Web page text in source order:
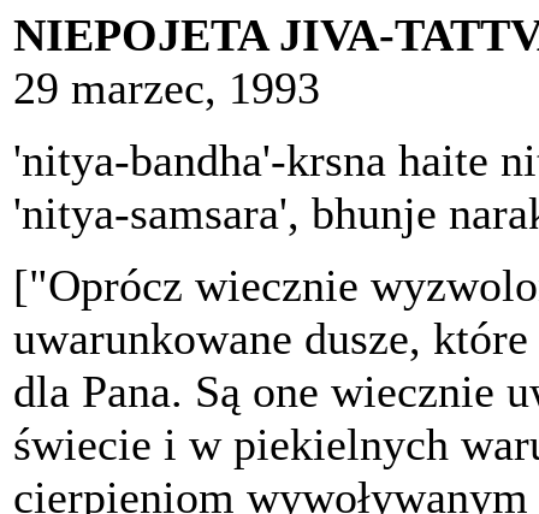
NIEPOJETA JIVA-
29 marzec, 1993
'nitya-bandha'-krsna haite
'nitya-samsara', bhunje
["Oprócz wiecznie
uwarunkowane dusze,
dla Pana. Są one wiecznie
świecie i w piekielnych
cierpieniom